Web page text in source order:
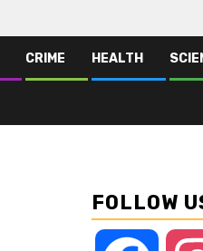
CRIME HEALTH
FOLLOW